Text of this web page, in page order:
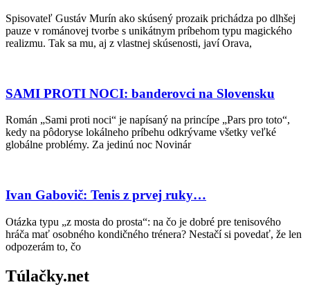
Spisovateľ Gustáv Murín ako skúsený prozaik prichádza po dlhšej
pauze v románovej tvorbe s unikátnym príbehom typu magického
realizmu. Tak sa mu, aj z vlastnej skúsenosti, javí Orava,
SAMI PROTI NOCI: banderovci na Slovensku
Román „Sami proti noci“ je napísaný na princípe „Pars pro toto“,
kedy na pôdoryse lokálneho príbehu odkrývame všetky veľké
globálne problémy. Za jedinú noc Novinár
Ivan Gabovič: Tenis z prvej ruky…
Otázka typu „z mosta do prosta“: na čo je dobré pre tenisového
hráča mať osobného kondičného trénera? Nestačí si povedať, že len
odpozerám to, čo
Túlačky.net